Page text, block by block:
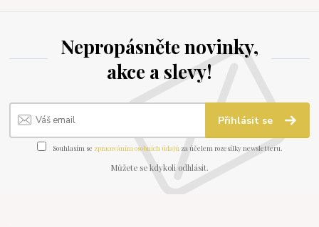
Nepropásněte novinky,
akce a slevy!
Přihlásit se
Souhlasím se zpracováním osobních údajů za účelem rozesílky newsletteru.
Můžete se kdykoli odhlásit.